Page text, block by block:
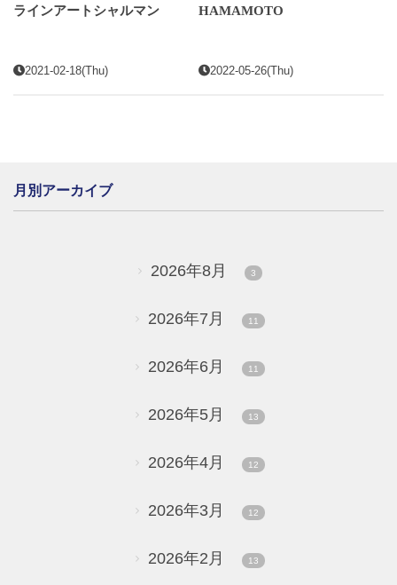
ラインアートシャルマン
2021-02-18(Thu)
HAMAMOTO
2022-05-26(Thu)
月別アーカイブ
2026年8月 3
2026年7月 11
2026年6月 11
2026年5月 13
2026年4月 12
2026年3月 12
2026年2月 13